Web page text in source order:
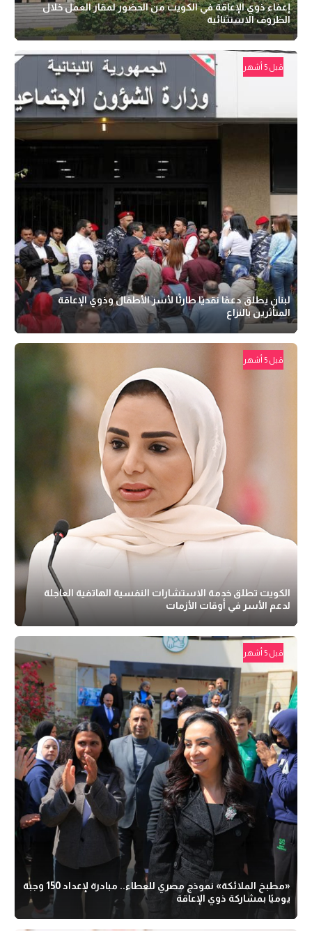
إعفاء ذوي الإعاقة في الكويت من الحضور لمقار العمل خلال
الظروف الاستثنائية
قبل 5 أشهر
لبنان يطلق دعمًا نقديًا طارئًا لأسر الأطفال وذوي الإعاقة
المتأثرين بالنزاع
قبل 5 أشهر
الكويت تطلق خدمة الاستشارات النفسية الهاتفية العاجلة
لدعم الأسر في أوقات الأزمات
قبل 5 أشهر
«مطبخ الملائكة» نموذج مصري للعطاء.. مبادرة لإعداد 150 وجبة
يوميًا بمشاركة ذوي الإعاقة